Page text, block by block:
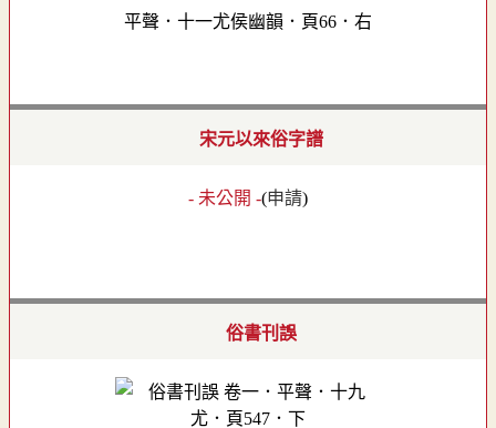
平聲．十一尤侯幽韻．頁66．右
宋元以來俗字譜
- 未公開 -(申請)
俗書刊誤